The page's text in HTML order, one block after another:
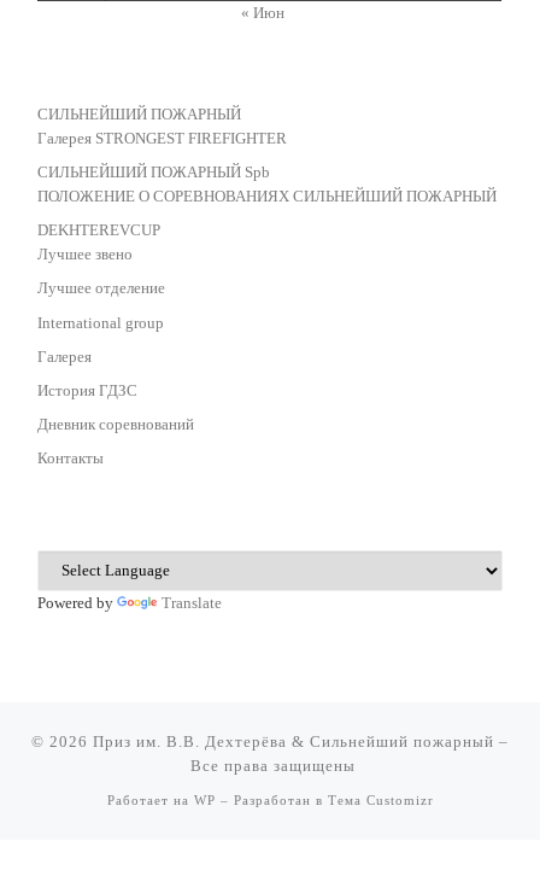
« Июн
СИЛЬНЕЙШИЙ ПОЖАРНЫЙ
Галерея STRONGEST FIREFIGHTER
СИЛЬНЕЙШИЙ ПОЖАРНЫЙ Spb
ПОЛОЖЕНИЕ О СОРЕВНОВАНИЯХ СИЛЬНЕЙШИЙ ПОЖАРНЫЙ
DEKHTEREVCUP
Лучшее звено
Лучшее отделение
International group
Галерея
История ГДЗС
Дневник соревнований
Контакты
Powered by Translate
© 2026 Приз им. В.В. Дехтерёва & Сильнейший пожарный –
Все права защищены
Работает на WP – Разработан в Тема Customizr